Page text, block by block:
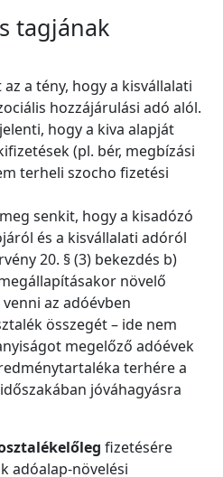
tagjának
a tény, hogy a kisvállalati
hozzájárulási adó alól.
hogy a kiva alapját
(pl. bér, megbízási
terheli szocho fizetési
senkit, hogy a kisadózó
és a kisvállalati adóról
20. § (3) bekezdés b)
növelő
az adóévben
összegét – ide nem
megelőző adóévek
terhére a
jóváhagyásra
fizetésére
adóalap-növelési